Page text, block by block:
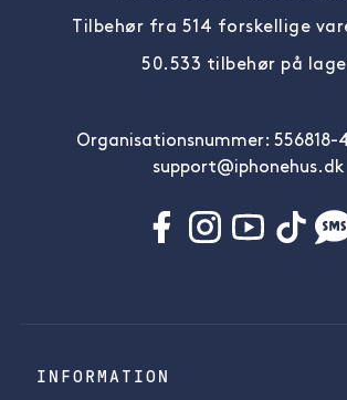
Tilbehør fra 514 forskellige
50.533 tilbehør på
Organisationsnummer: 556818-
support@iphonehus.dk
INFORMATION